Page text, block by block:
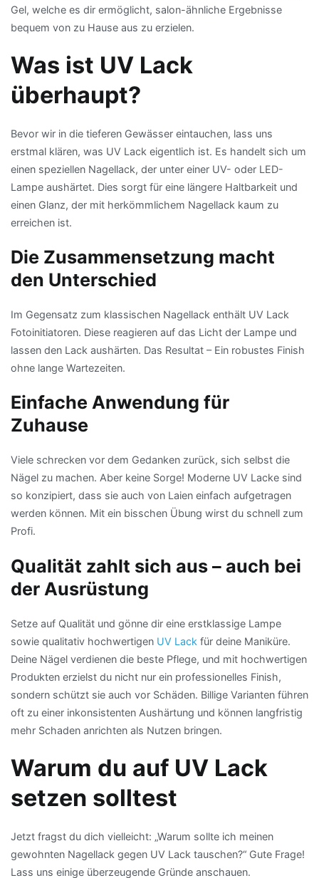
Gel, welche es dir ermöglicht, salon-ähnliche Ergebnisse
bequem von zu Hause aus zu erzielen.
Was ist UV Lack
überhaupt?
Bevor wir in die tieferen Gewässer eintauchen, lass uns
erstmal klären, was UV Lack eigentlich ist. Es handelt sich um
einen speziellen Nagellack, der unter einer UV- oder LED-
Lampe aushärtet. Dies sorgt für eine längere Haltbarkeit und
einen Glanz, der mit herkömmlichem Nagellack kaum zu
erreichen ist.
Die Zusammensetzung macht
den Unterschied
Im Gegensatz zum klassischen Nagellack enthält UV Lack
Fotoinitiatoren. Diese reagieren auf das Licht der Lampe und
lassen den Lack aushärten. Das Resultat – Ein robustes Finish
ohne lange Wartezeiten.
Einfache Anwendung für
Zuhause
Viele schrecken vor dem Gedanken zurück, sich selbst die
Nägel zu machen. Aber keine Sorge! Moderne UV Lacke sind
so konzipiert, dass sie auch von Laien einfach aufgetragen
werden können. Mit ein bisschen Übung wirst du schnell zum
Profi.
Qualität zahlt sich aus – auch bei
der Ausrüstung
Setze auf Qualität und gönne dir eine erstklassige Lampe
sowie qualitativ hochwertigen UV Lack für deine Maniküre.
Deine Nägel verdienen die beste Pflege, und mit hochwertigen
Produkten erzielst du nicht nur ein professionelles Finish,
sondern schützt sie auch vor Schäden. Billige Varianten führen
oft zu einer inkonsistenten Aushärtung und können langfristig
mehr Schaden anrichten als Nutzen bringen.
Warum du auf UV Lack
setzen solltest
Jetzt fragst du dich vielleicht: „Warum sollte ich meinen
gewohnten Nagellack gegen UV Lack tauschen?“ Gute Frage!
Lass uns einige überzeugende Gründe anschauen.